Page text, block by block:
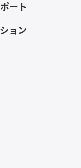
ート
ョン